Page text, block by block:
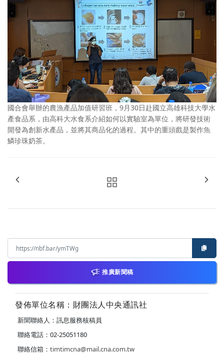
國合會舉辦的農漁產品加值研習班，9月30日赴國立高雄科技大學水
產食品系，由高科大水食系介紹如何以實驗室為單位，將研發技術
開發為創新水產品，並將其商品化的過程。其中的重頭戲是製作魚
鱗珍珠奶茶。
推廣新聞稿
發佈單位名稱：財團法人中央通訊社
新聞聯絡人：訊息服務核稿員
聯絡電話：02-25051180
聯絡信箱： timtimcna@mail.cna.com.tw